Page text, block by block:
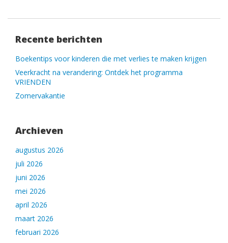
Recente berichten
Boekentips voor kinderen die met verlies te maken krijgen
Veerkracht na verandering: Ontdek het programma
VRIENDEN
Zomervakantie
Archieven
augustus 2026
juli 2026
juni 2026
mei 2026
april 2026
maart 2026
februari 2026